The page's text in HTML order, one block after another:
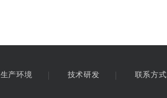
生产环境 技术研发 联系方式